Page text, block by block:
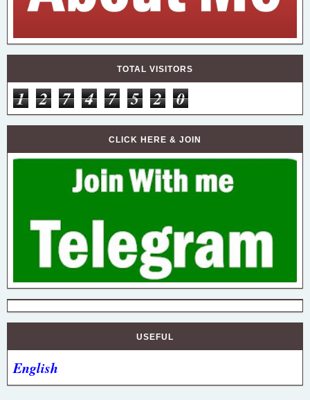
TOTAL VISITORS
1 2 7 4 7 5 2 0
CLICK HERE & JOIN
USEFUL
English